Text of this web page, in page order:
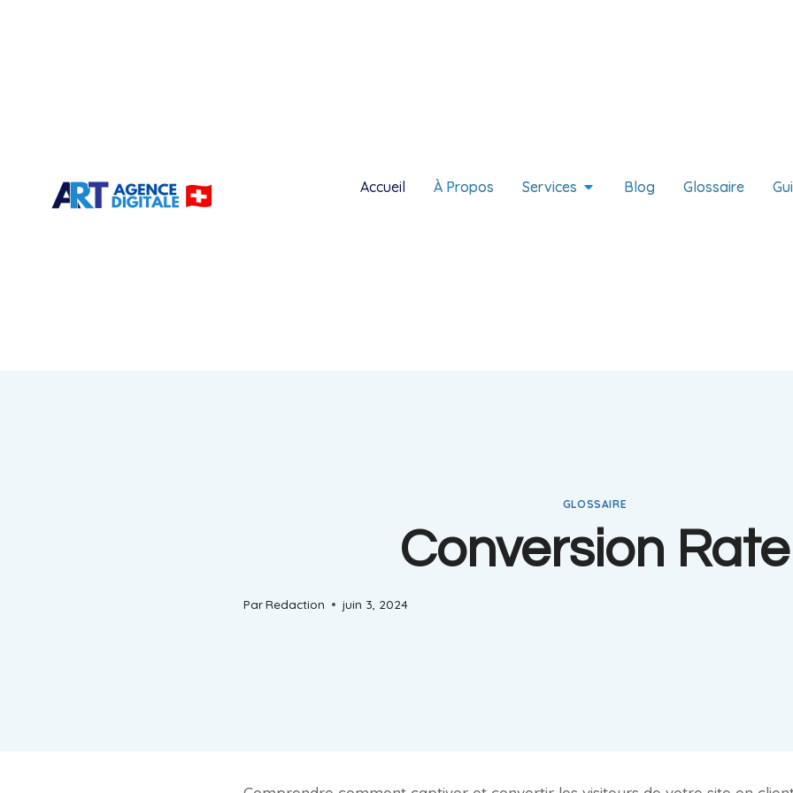
Accueil À Propos Services Blog Glossaire
GLOSSAIRE
Conversion Rate
ParRedaction juin 3, 2024